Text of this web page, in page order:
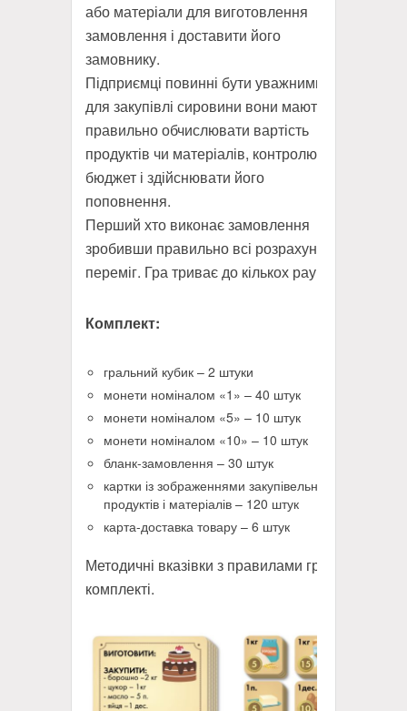
або матеріали для виготовлення
замовлення і доставити його
замовнику.
Підприємці повинні бути уважними –
для закупівлі сировини вони мають
правильно обчислювати вартість
продуктів чи матеріалів, контролювати
бюджет і здійснювати його
поповнення.
Перший хто виконає замовлення
зробивши правильно всі розрахунки –
переміг. Гра триває до кількох раундів.
Комплект:
гральний кубик – 2 штуки
монети номіналом «1» – 40 штук
монети номіналом «5» – 10 штук
монети номіналом «10» – 10 штук
бланк-замовлення – 30 штук
картки із зображеннями закупівельних
продуктів і матеріалів – 120 штук
карта-доставка товару – 6 штук
Методичні вказівки з правилами гри в
комплекті.